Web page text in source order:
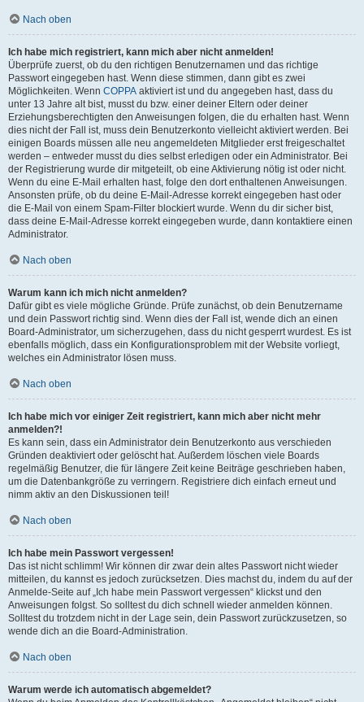
Nach oben
Ich habe mich registriert, kann mich aber nicht anmelden!
Überprüfe zuerst, ob du den richtigen Benutzernamen und das richtige
Passwort eingegeben hast. Wenn diese stimmen, dann gibt es zwei
Möglichkeiten. Wenn COPPA aktiviert ist und du angegeben hast, dass du
unter 13 Jahre alt bist, musst du bzw. einer deiner Eltern oder deiner
Erziehungsberechtigten den Anweisungen folgen, die du erhalten hast. Wenn
dies nicht der Fall ist, muss dein Benutzerkonto vielleicht aktiviert werden. Bei
einigen Boards müssen alle neu angemeldeten Mitglieder erst freigeschaltet
werden – entweder musst du dies selbst erledigen oder ein Administrator. Bei
der Registrierung wurde dir mitgeteilt, ob eine Aktivierung nötig ist oder nicht.
Wenn du eine E-Mail erhalten hast, folge den dort enthaltenen Anweisungen.
Ansonsten prüfe, ob du deine E-Mail-Adresse korrekt eingegeben hast oder
die E-Mail von einem Spam-Filter blockiert wurde. Wenn du dir sicher bist,
dass deine E-Mail-Adresse korrekt eingegeben wurde, dann kontaktiere einen
Administrator.
Nach oben
Warum kann ich mich nicht anmelden?
Dafür gibt es viele mögliche Gründe. Prüfe zunächst, ob dein Benutzername
und dein Passwort richtig sind. Wenn dies der Fall ist, wende dich an einen
Board-Administrator, um sicherzugehen, dass du nicht gesperrt wurdest. Es ist
ebenfalls möglich, dass ein Konfigurationsproblem mit der Website vorliegt,
welches ein Administrator lösen muss.
Nach oben
Ich habe mich vor einiger Zeit registriert, kann mich aber nicht mehr
anmelden?!
Es kann sein, dass ein Administrator dein Benutzerkonto aus verschieden
Gründen deaktiviert oder gelöscht hat. Außerdem löschen viele Boards
regelmäßig Benutzer, die für längere Zeit keine Beiträge geschrieben haben,
um die Datenbankgröße zu verringern. Registriere dich einfach erneut und
nimm aktiv an den Diskussionen teil!
Nach oben
Ich habe mein Passwort vergessen!
Das ist nicht schlimm! Wir können dir zwar dein altes Passwort nicht wieder
mitteilen, du kannst es jedoch zurücksetzen. Dies machst du, indem du auf der
Anmelde-Seite auf „Ich habe mein Passwort vergessen“ klickst und den
Anweisungen folgst. So solltest du dich schnell wieder anmelden können.
Solltest du trotzdem nicht in der Lage sein, dein Passwort zurückzusetzen, so
wende dich an die Board-Administration.
Nach oben
Warum werde ich automatisch abgemeldet?